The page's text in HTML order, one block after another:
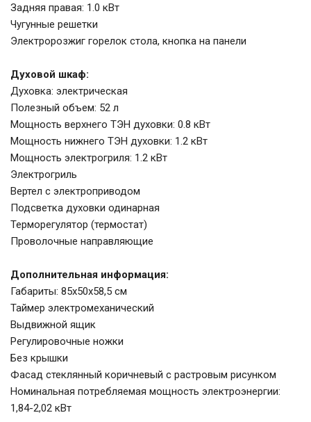
Задняя правая: 1.0 кВт
Чугунные решетки
Электророзжиг горелок стола, кнопка на панели
Духовой шкаф:
Духовка: электрическая
Полезный объем: 52 л
Мощность верхнего ТЭН духовки: 0.8 кВт
Мощность нижнего ТЭН духовки: 1.2 кВт
Мощность электрогриля: 1.2 кВт
Электрогриль
Вертел с электроприводом
Подсветка духовки одинарная
Терморегулятор (термостат)
Проволочные направляющие
Дополнительная информация:
Габариты: 85х50х58,5 см
Таймер электромеханический
Выдвижной ящик
Регулировочные ножки
Без крышки
Фасад стеклянный коричневый с растровым рисунком
Номинальная потребляемая мощность электроэнергии:
1,84-2,02 кВт